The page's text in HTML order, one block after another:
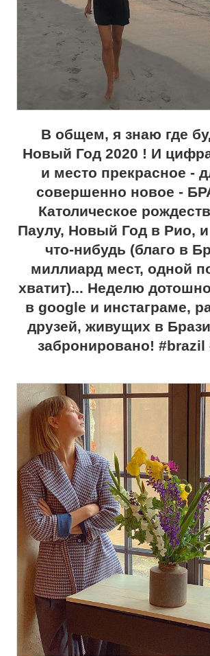
В общем, я знаю где
Новый Год 2020 ! И
и место прекрасное -
совершенно новое -
Католическое
Паулу, Новый Год в Рио,
что-нибудь (благо в
миллиард мест, одной
хватит)... Неделю
в google и инстаграме,
друзей, живущих в
забронировано! #brazil